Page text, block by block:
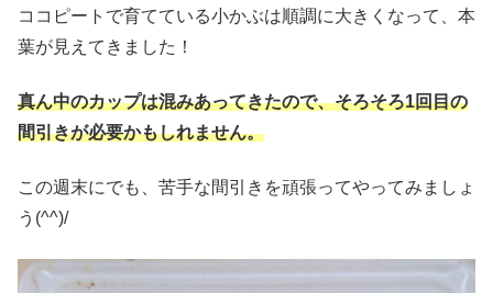
ココピートで育てている小かぶは順調に大きくなって、本
葉が見えてきました！
真ん中のカップは混みあってきたので、そろそろ1回目の
間引きが必要かもしれません。
この週末にでも、苦手な間引きを頑張ってやってみましょ
う(^^)/